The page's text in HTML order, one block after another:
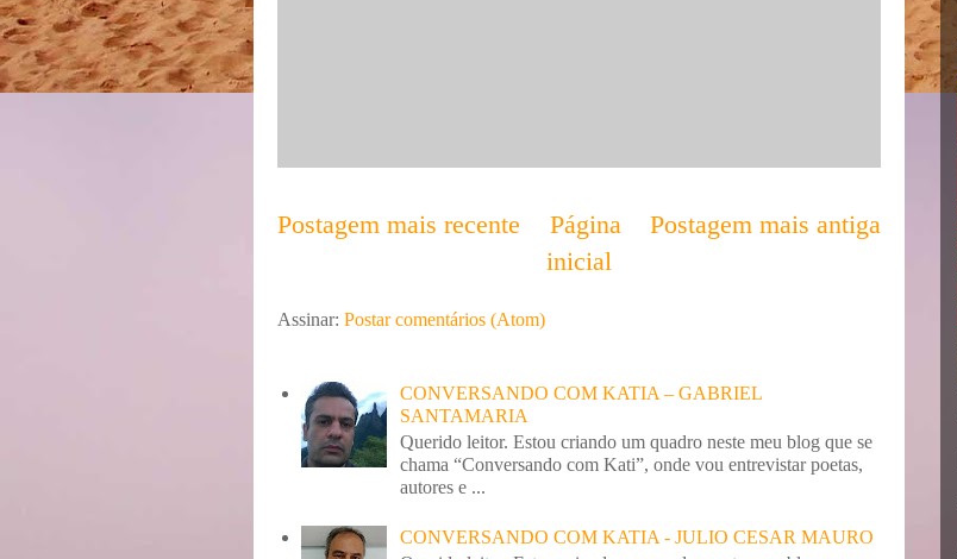
Postagem mais recente Postagem mais antiga
Página
inicial
Assinar: Postar comentários (Atom)
CONVERSANDO COM KATIA – GABRIEL
SANTAMARIA
Querido leitor. Estou criando um quadro neste meu blog que se
chama “Conversando com Kati”, onde vou entrevistar poetas,
autores e ...
CONVERSANDO COM KATIA - JULIO CESAR MAURO